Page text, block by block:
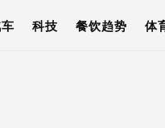
科技 餐饮趋势 体